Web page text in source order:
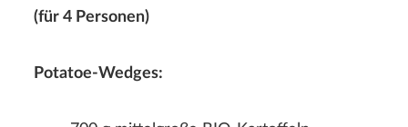
(für 4 Personen)
Potatoe-Wedges: